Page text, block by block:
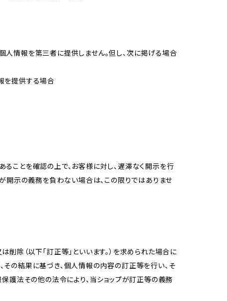
情報を第三者に提供しません。但し、次に掲げる場合
を提供する場合
ことを確認の上で、お客様に対し、遅滞なく開示を行
開示の義務を負わない場合は、この限りではありませ
除（以下「訂正等」といいます。）を求められた場合に
の結果に基づき、個人情報の内容の訂正等を行い、そ
護法その他の法令により、当ショップが訂正等の義務